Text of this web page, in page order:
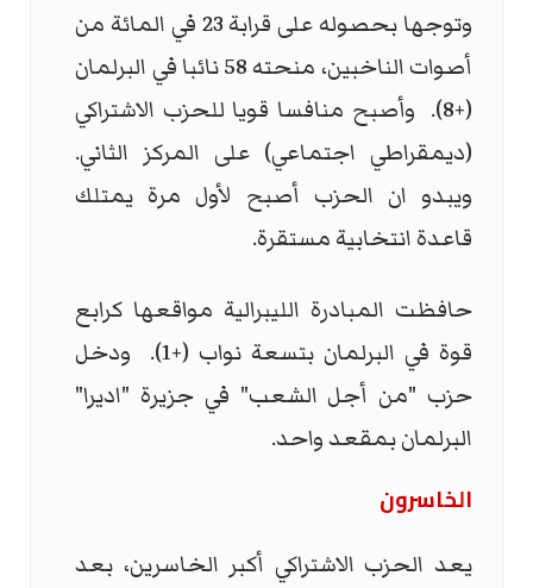
وتوجها بحصوله على قرابة 23 في المائة من
أصوات الناخبين، منحته 58 نائبا في البرلمان
(+8). وأصبح منافسا قويا للحزب الاشتراكي
(ديمقراطي اجتماعي) على المركز الثاني.
ويبدو ان الحزب أصبح لأول مرة يمتلك
قاعدة انتخابية مستقرة.
حافظت المبادرة الليبرالية مواقعها كرابع
قوة في البرلمان بتسعة نواب (+1). ودخل
حزب "من أجل الشعب" في جزيرة "اديرا"
البرلمان بمقعد واحد.
الخاسرون
يعد الحزب الاشتراكي أكبر الخاسرين، بعد